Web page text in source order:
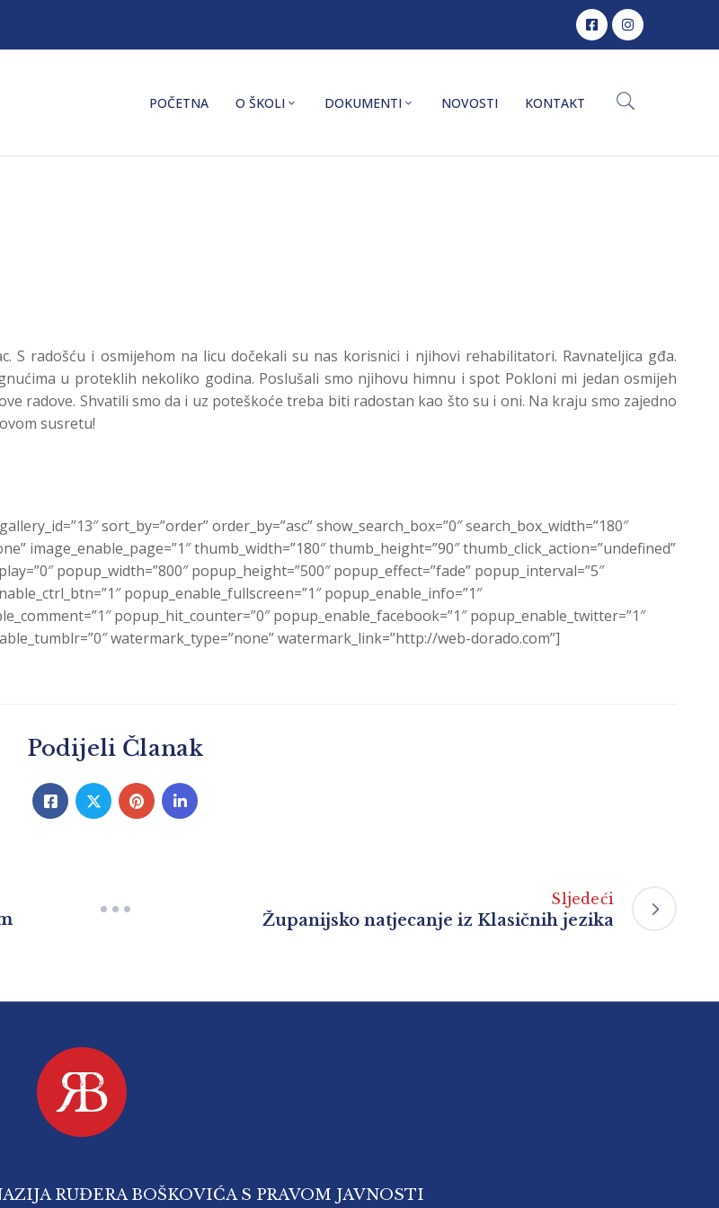
POČETNA O ŠKOLI DOKUMENTI NOVOSTI KONTAKT
S radošću i osmijehom na licu dočekali su nas korisnici i njihovi rehabilitatori. Ravnateljica gđa.
u proteklih nekoliko godina. Poslušali smo njihovu himnu i spot Pokloni mi jedan osmijeh
radove. Shvatili smo da i uz poteškoće treba biti radostan kao što su i oni. Na kraju smo zajedno
susretu!
sort_by=”order” order_by=”asc” show_search_box=”0″ search_box_width=”180″
image_enable_page=”1″ thumb_width=”180″ thumb_height=”90″ thumb_click_action=”undefined”
popup_width=”800″ popup_height=”500″ popup_effect=”fade” popup_interval=”5″
popup_enable_fullscreen=”1″ popup_enable_info=”1″
popup_hit_counter=”0″ popup_enable_facebook=”1″ popup_enable_twitter=”1″
watermark_type=”none” watermark_link=”http://web-dorado.com”]
Podijeli Članak
Sljedeći
Županijsko natjecanje iz Klasičnih jezika
RUĐERA BOŠKOVIĆA S PRAVOM JAVNOSTI